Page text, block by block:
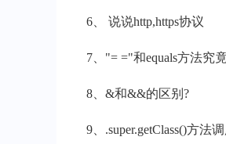
6、 说说http,https协议
7、"= ="和equals方法究
8、&和&&的区别?
9、.super.getClass()方法